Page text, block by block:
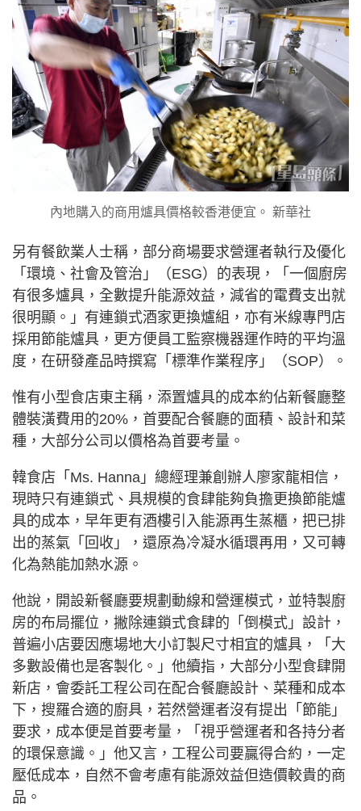
內地購入的商用爐具價格較香港便宜。 新華社
另有餐飲業人士稱，部分商場要求營運者執行及優化
「環境、社會及管治」（ESG）的表現，「一個廚房
有很多爐具，全數提升能源效益，減省的電費支出就
很明顯。」有連鎖式酒家更換爐組，亦有米線專門店
採用節能爐具，更方便員工監察機器運作時的平均溫
度，在研發產品時撰寫「標準作業程序」（SOP）。
惟有小型食店東主稱，添置爐具的成本約佔新餐廳整
體裝潢費用的20%，首要配合餐廳的面積、設計和菜
種，大部分公司以價格為首要考量。
韓食店「Ms. Hanna」總經理兼創辦人廖家龍相信，
現時只有連鎖式、具規模的食肆能夠負擔更換節能爐
具的成本，早年更有酒樓引入能源再生蒸櫃，把已排
出的蒸氣「回收」，還原為冷凝水循環再用，又可轉
化為熱能加熱水源。
他說，開設新餐廳要規劃動線和營運模式，並特製廚
房的布局擺位，撇除連鎖式食肆的「倒模式」設計，
普遍小店要因應場地大小訂製尺寸相宜的爐具，「大
多數設備也是客製化。」他續指，大部分小型食肆開
新店，會委託工程公司在配合餐廳設計、菜種和成本
下，搜羅合適的廚具，若然營運者沒有提出「節能」
要求，成本便是首要考量，「視乎營運者和各持分者
的環保意識。」他又言，工程公司要贏得合約，一定
壓低成本，自然不會考慮有能源效益但造價較貴的商
品。